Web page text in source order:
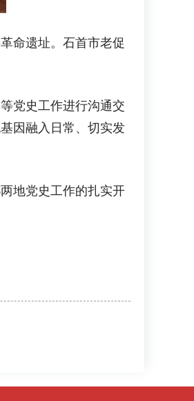
命遗址。石首市老促
党史工作进行沟通交
因融入日常、切实发
地党史工作的扎实开